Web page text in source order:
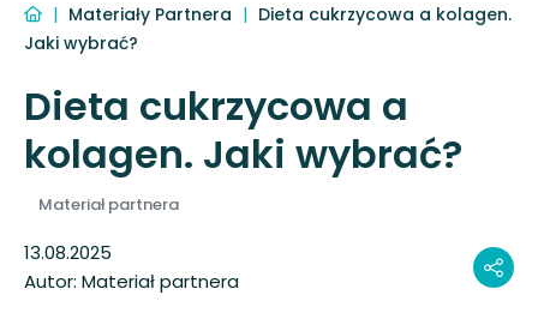
| Materiały Partnera | Dieta cukrzycowa a kolagen.
Jaki wybrać?
Dieta cukrzycowa a
kolagen. Jaki wybrać?
13.08.2025
Autor: Materiał partnera